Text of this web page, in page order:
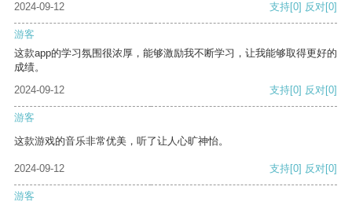
2024-09-12
支持[0] 反对[0]
游客
这款app的学习氛围很浓厚，能够激励我不断学习，让我能够取得更好的
成绩。
2024-09-12
支持[0] 反对[0]
游客
这款游戏的音乐非常优美，听了让人心旷神怡。
2024-09-12 支持[0] 反对[0]
游客